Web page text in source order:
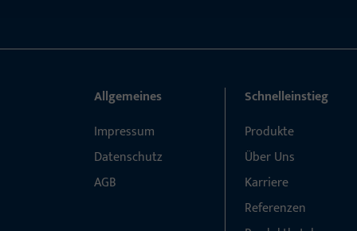
Allgemeines
Impressum
Datenschutz
AGB
Schnelleinstieg
Produkte
Über Uns
Karriere
Referenzen